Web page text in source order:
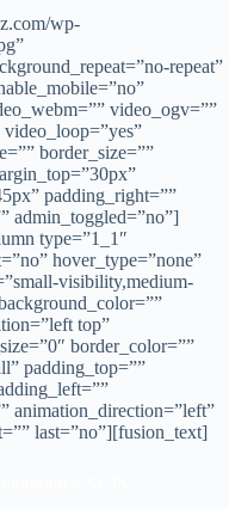
wp-
repeat”
video_ogv=””
border_size=””
padding_right=””
admin_toggled=”no”]
type=”1_1″
hover_type=”none”
visibility,medium-
top”
border_color=””
padding_top=””
animation_direction=”left”
last=”no”][fusion_text]